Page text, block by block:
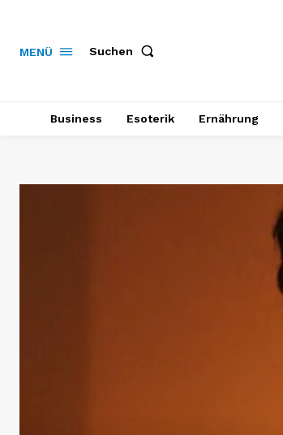
MENÜ Suchen
Business Esoterik Ernährung